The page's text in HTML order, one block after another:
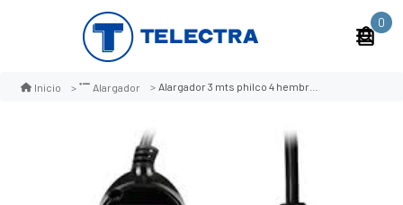
0
Inicio Alargador Alargador 3 mts philco 4 hembras c/n switch negro